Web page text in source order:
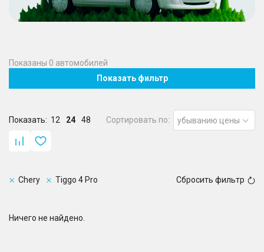
Показаны 0 автомобилей
Показать фильтр
Показать: 12 24 48 Сортировать по: убыванию цены
Chery Tiggo 4 Pro Сбросить фильтр
Ничего не найдено.